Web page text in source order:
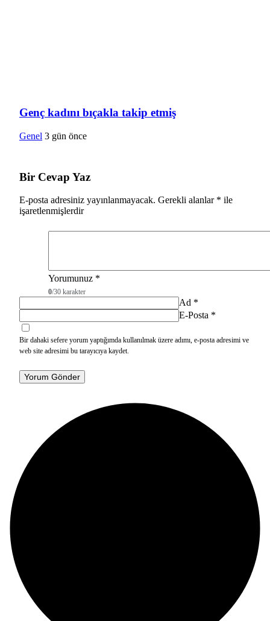
Genç kadını bıçakla takip etmiş
Genel 3 gün önce
Bir Cevap Yaz
E-posta adresiniz yayınlanmayacak. Gerekli alanlar * ile
işaretlenmişlerdir
Yorumunuz *
0/30 karakter
Ad *
E-Posta *
Bir dahaki sefere yorum yaptığımda kullanılmak üzere adımı, e-posta adresimi ve
web site adresimi bu tarayıcıya kaydet.
Yorum Gönder